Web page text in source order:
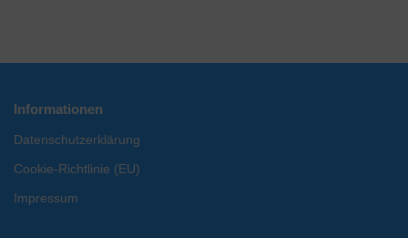
Informationen
Datenschutzerklärung
Cookie-Richtlinie (EU)
Impressum